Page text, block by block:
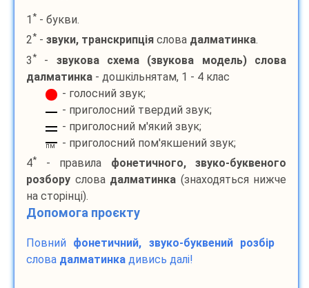
1 * - букви.
2* - звуки, транскрипція слова далматинка.
3* - звукова схема (звукова модель) слова
далматинка - дошкільнятам, 1 - 4 клас
- голосний звук;
- приголосний твердий звук;
- приголосний м'який звук;
пм
- приголосний пом'якшений звук;
4* - правила фонетичного, звуко-буквеного
розбору слова далматинка (знаходяться нижче
на сторінці).
Допомога проєкту
Повний фонетичний, звуко-буквений розбір
слова далматинка дивись далі!